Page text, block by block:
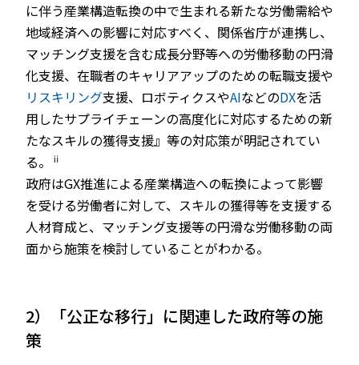
に伴う産業構造転換の中で生まれる新たな労働需給や
地域経済への影響に対応すべく、関係省庁が連携し、
マッチング支援を含む成長分野等への労働移動の円滑
化支援、在職者のキャリアアップのための転職支援や
リスキリング支援、ロボティクスやAIなどのDXを活
用したサプライチェーンの高度化に対応するための新
たなスキルの獲得支援』等の対応策が明記されてい
る。
ⅱ
政府はGX推進による産業構造への転換によって影響
を受ける労働者に対して、スキルの獲得等を支援する
人材育成と、マッチング支援等の円滑な労働移動の両
面から施策を検討していることがわかる。
2）「公正な移行」に関連した政府等の施
策